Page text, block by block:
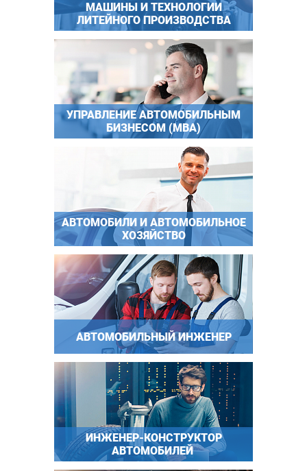
МАШИНЫ И ТЕХНОЛОГИИ
ЛИТЕЙНОГО ПРОИЗВОДСТВА
УПРАВЛЕНИЕ АВТОМОБИЛЬНЫМ
БИЗНЕСОМ (МВА)
АВТОМОБИЛИ И АВТОМОБИЛЬНОЕ
ХОЗЯЙСТВО
АВТОМОБИЛЬНЫЙ ИНЖЕНЕР
ИНЖЕНЕР-КОНСТРУКТОР
АВТОМОБИЛЕЙ